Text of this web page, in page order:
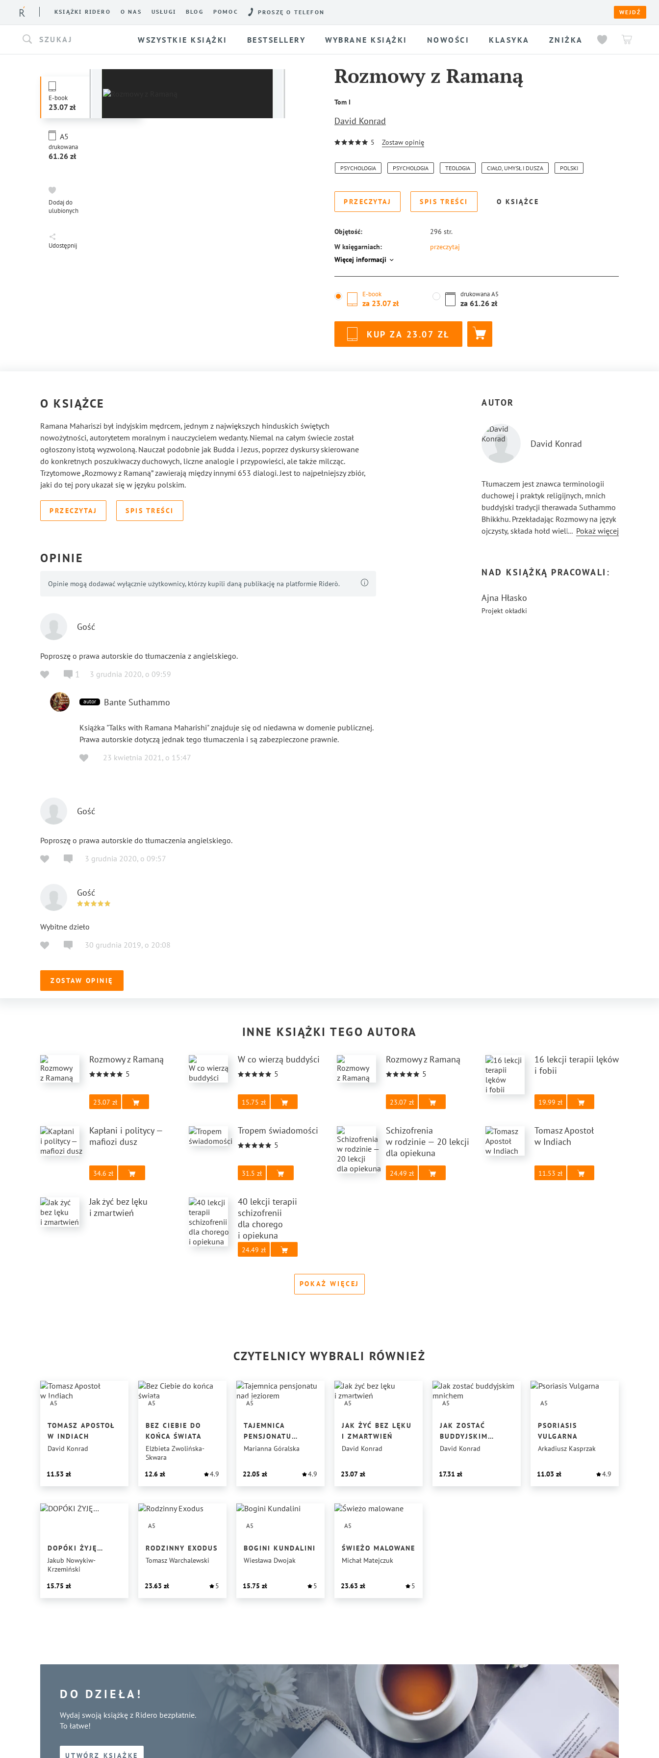
KSIĄŻKI RIDERO O NAS USŁUGI BLOG POMOC PROSZĘ O TELEFON WEJDŹ
SZUKAJ WSZYSTKIE KSIĄŻKI BESTSELLERY WYBRANE KSIĄŻKI NOWOŚCI KLASYKA ZNIŻKA
E-book
23.07
drukowana
A5
61.26
Dodaj do
ulubionych
Udostępnij
Rozmowy z Ramaną
Tom I
David Konrad
5 Zostaw opinię
PSYCHOLOGIA PSYCHOLOGIA TEOLOGIA CIAŁO, UMYSŁ I DUSZA POLSKI
PRZECZYTAJ SPIS TREŚCI O KSIĄŻCE
Objętość: 296 str.
W księgarniach:
przeczytaj
ISBN:
Więcej informacji
E-book
za 23.07
drukowanaA5
za 61.26
KUP ZA 23.07
O KSIĄŻCE
Ramana Mahariszi był indyjskim mędrcem, jednym z największych hinduskich świętych
nowożytności, autorytetem moralnym i nauczycielem wedanty. Niemal na całym świecie został
ogłoszony istotą wyzwoloną. Nauczał podobnie jak Budda i Jezus, poprzez dyskursy skierowane
do konkretnych poszukiwaczy duchowych, liczne analogie i przypowieści, ale także milcząc.
Trzytomowe „Rozmowy z Ramaną” zawierają między innymi 653 dialogi. Jest to najpełniejszy zbiór,
jaki do tej pory ukazał się w języku polskim.
PRZECZYTAJ SPIS TREŚCI
OPINIE
Opinie mogą dodawać wyłącznie użytkownicy, którzy kupili daną publikację na platformie Riderò.
Gość
Poproszę o prawa autorskie do tłumaczenia z angielskiego.
1 3 grudnia 2020, o 09:59
autor Bante Suthammo
Książka "Talks with Ramana Maharishi" znajduje się od niedawna w domenie publicznej.
Prawa autorskie dotyczą jednak tego tłumaczenia i są zabezpieczone prawnie.
23 kwietnia 2021 , o 15:47
Gość
Poproszę o prawa autorskie do tłumaczenia angielskiego.
3 grudnia 2020, o 09:57
Gość
Wybitne dzieło
30 grudnia 2019, o 20:08
ZOSTAW OPINIĘ
AUTOR
David Konrad
Tłumaczem jest znawca terminologii
duchowej i praktyk religijnych, mnich
buddyjski tradycji therawada Suthammo
Bhikkhu. Przekładając Rozmowy na język
ojczysty, składa hołd wielkiemu
podejmują. Oprócz dialogów publikacja
zawiera biografię Ramany Maharisziego,
przez niego praktyk oraz, w trzecim
tomie, własną interpretację porównującą
... Pokaż więcej
NAD KSIĄŻKĄ PRACOWALI:
Ajna Hłasko
Projekt okładki
INNE KSIĄŻKI TEGO AUTORA
Rozmowy z Ramaną
5
23.07
W co wierzą buddyści
5
15.75
Rozmowy z Ramaną
5
23.07
16 lekcji terapii lęków
i fobii
19.99
Kapłani i politycy —
mafiozi dusz
34.6
Tropem świadomości
5
31.5
Schizofrenia
w rodzinie — 20 lekcji
dla opiekuna
24.49
Tomasz Apostoł
w Indiach
11.53
Jak żyć bez lęku
i zmartwień
40 lekcji terapii
schizofrenii
dla chorego
i opiekuna
24.49
POKAŻ WIĘCEJ
CZYTELNICY WYBRALI RÓWNIEŻ
A5
TOMASZ APOSTOŁ
W INDIACH
David Konrad
11.53
A5
BEZ CIEBIE DO
KOŃCA ŚWIATA
Elżbieta Zwolińska-
Skwara
12.6
4.9
A5
TAJEMNICA
PENSJONATU
NAD JEZIOREM
Marianna Góralska
22.05 4.9
A5
JAK ŻYĆ BEZ LĘKU
I ZMARTWIEŃ
David Konrad
23.07
A5
JAK ZOSTAĆ
BUDDYJSKIM
MNICHEM
David Konrad
17.31
A5
PSORIASIS
VULGARNA
Arkadiusz Kasprzak
11.03 4.9
DOPÓKI ŻYJĘ…
Jakub Nowykiw-
Krzemiński
15.75
A5
RODZINNY EXODUS
Tomasz Warchalewski
23.63 5
A5
BOGINI KUNDALINI
Wiesława Dwojak
15.75 5
A5
ŚWIEŻO MALOWANE
Michał Matejczuk
23.63 5
DO DZIEŁA!
Wydaj swoją książkę z Ridero bezpłatnie.
To łatwe!
UTWÓRZ KSIĄŻKĘ